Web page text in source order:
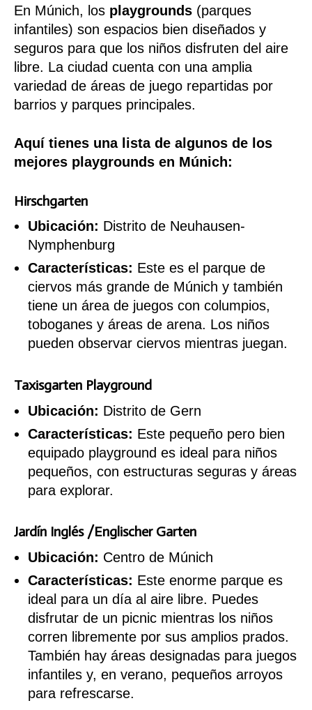
En Múnich, los playgrounds (parques
infantiles) son espacios bien diseñados y
seguros para que los niños disfruten del aire
libre. La ciudad cuenta con una amplia
variedad de áreas de juego repartidas por
barrios y parques principales.
Aquí tienes una lista de algunos de los
mejores playgrounds en Múnich:
Hirschgarten
Ubicación: Distrito de Neuhausen-
Nymphenburg
Características: Este es el parque de
ciervos más grande de Múnich y también
tiene un área de juegos con columpios,
toboganes y áreas de arena. Los niños
pueden observar ciervos mientras juegan.
Taxisgarten Playground
Ubicación: Distrito de Gern
Características: Este pequeño pero bien
equipado playground es ideal para niños
pequeños, con estructuras seguras y áreas
para explorar.
Jardín Inglés /Englischer Garten
Ubicación: Centro de Múnich
Características: Este enorme parque es
ideal para un día al aire libre. Puedes
disfrutar de un picnic mientras los niños
corren libremente por sus amplios prados.
También hay áreas designadas para juegos
infantiles y, en verano, pequeños arroyos
para refrescarse.